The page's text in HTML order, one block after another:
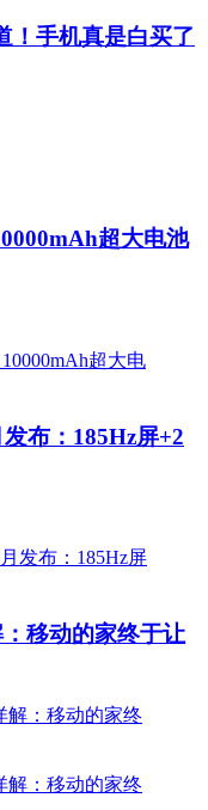
！手机真是白买了
超大电池
布：185Hz屏+2
移动的家终于让